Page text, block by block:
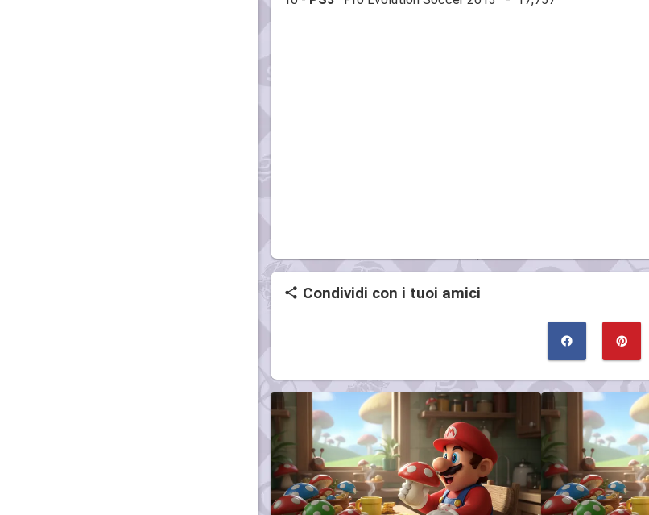
Condividi con i tuoi amici